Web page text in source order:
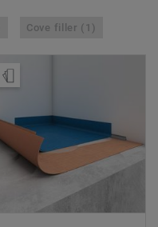
Cove filler (1)